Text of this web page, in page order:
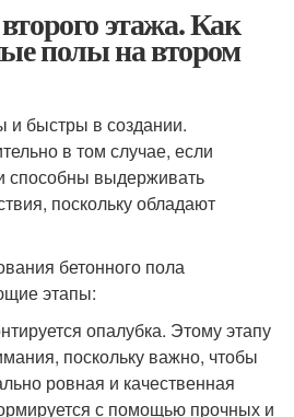
этажа. Как
полы на втором
и быстры в создании.
в том случае, если
способны выдерживать
поскольку обладают
бетонного пола
этапы:
опалубка. Этому этапу
поскольку важно, чтобы
ровная и качественная
с помощью прочных и